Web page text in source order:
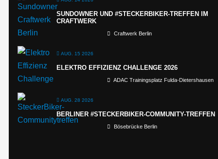
SUNDOWNER UND #STECKERBIKER-TREFFEN IM
CRAFTWERK
Craftwerk Berlin
AUG. 15 2026
ELEKTRO EFFIZIENZ CHALLENGE 2026
ADAC Trainingsplatz Fulda-Dietershausen
AUG. 28 2026
BERLINER #STECKERBIKER-COMMUNITY-TREFFEN
Bösebrücke Berlin